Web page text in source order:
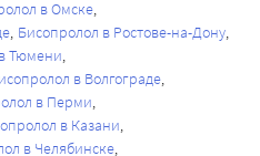
антидопингового
содержания в
норметанефрина и
титров антинуклеарных
к прогрессированию
снижения
тонуса (уменьшение ЧСС,
Резкая отмена
прекращением
в Омске
Бисопролол в Ростове-на-Дону
Тюмени
в Волгограде
в Перми
в Казани
в Челябинске